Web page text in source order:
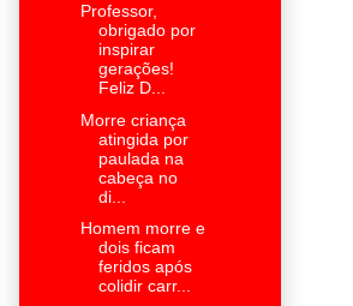
Professor,
obrigado por
inspirar
gerações!
Feliz D...
Morre criança
atingida por
paulada na
cabeça no
di...
Homem morre e
dois ficam
feridos após
colidir carr...